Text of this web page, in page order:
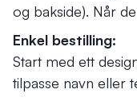
og bakside). Når
Enkel bestilling:
Start med ett
tilpasse navn eller